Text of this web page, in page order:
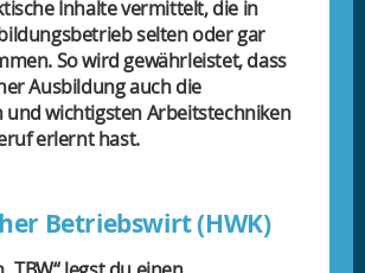
Inhalte vermittelt, die in
selten oder gar
So wird gewährleistet, dass
Ausbildung auch die
wichtigsten Arbeitstechniken
erlernt hast.
Betriebswirt (HWK)